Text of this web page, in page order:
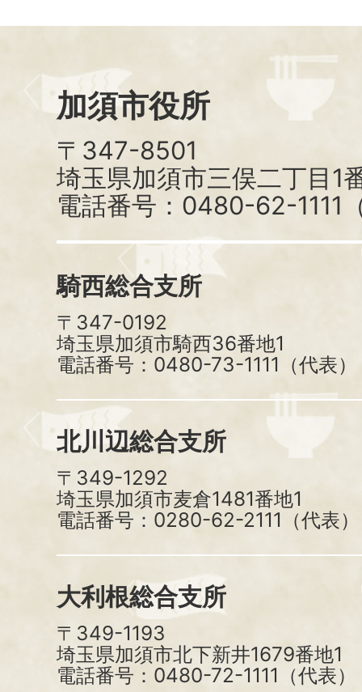
加須市役所
〒347-8501
埼玉県加須市三俣二丁目1
電話番号：0480-62-1111
騎西総合支所
〒347-0192
埼玉県加須市騎西36番地1
電話番号：0480-73-1111（代表）
北川辺総合支所
〒349-1292
埼玉県加須市麦倉1481番地1
電話番号：0280-62-2111（代表）
大利根総合支所
〒349-1193
埼玉県加須市北下新井1679番地1
電話番号：0480-72-1111（代表）